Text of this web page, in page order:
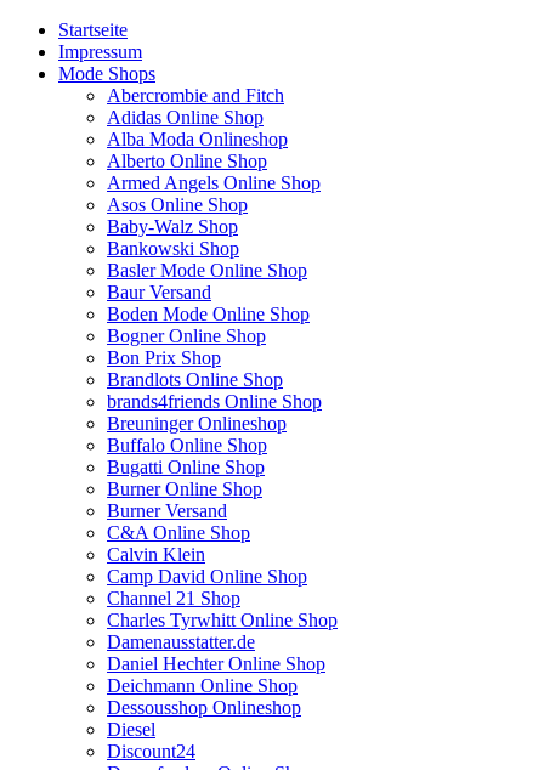
Startseite
Impressum
Mode Shops
Abercrombie and Fitch
Adidas Online Shop
Alba Moda Onlineshop
Alberto Online Shop
Armed Angels Online Shop
Asos Online Shop
Baby-Walz Shop
Bankowski Shop
Basler Mode Online Shop
Baur Versand
Boden Mode Online Shop
Bogner Online Shop
Bon Prix Shop
Brandlots Online Shop
brands4friends Online Shop
Breuninger Onlineshop
Buffalo Online Shop
Bugatti Online Shop
Burner Online Shop
Burner Versand
C&A Online Shop
Calvin Klein
Camp David Online Shop
Channel 21 Shop
Charles Tyrwhitt Online Shop
Damenausstatter.de
Daniel Hechter Online Shop
Deichmann Online Shop
Dessousshop Onlineshop
Diesel
Discount24